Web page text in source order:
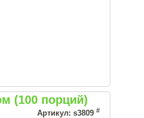
(100 порций)
Артикул: s3809 #